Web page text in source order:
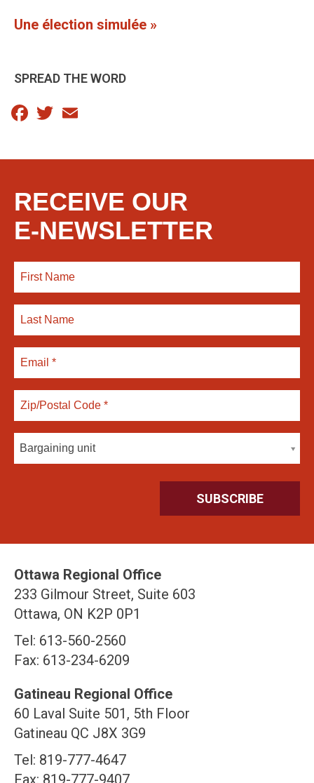
Une élection simulée »
SPREAD THE WORD
Facebook
Twitter
RECEIVE OUR
E-NEWSLETTER
Bargaining unit
Ottawa Regional Office
233 Gilmour Street, Suite 603
Ottawa, ON K2P 0P1
Tel: 613-560-2560
Fax: 613-234-6209
Gatineau Regional Office
60 Laval Suite 501, 5th Floor
Gatineau QC J8X 3G9
Tel: 819-777-4647
Fax: 819-777-9407